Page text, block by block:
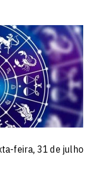
.
feira, 31 de julho